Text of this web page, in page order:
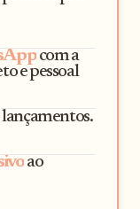
com a
e pessoal
ao